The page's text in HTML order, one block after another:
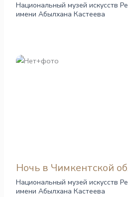
Национальный музей искусств
имени Абылхана Кастеева
Ночь в Чимкентской
Национальный музей искусств
имени Абылхана Кастеева